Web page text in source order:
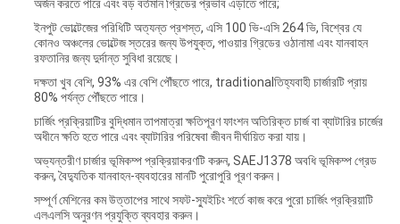
অর্জন করতে পারে এবং বড় বর্তমান গ্রিডের প্রভাব এড়াতে পারে;
ইনপুট ভোল্টেজের পরিধিটি অত্যন্ত প্রশস্ত, এসি 100 ভি-এসি 264 ভি, বিশ্বের যে
কোনও অঞ্চলের ভোল্টেজ স্তরের জন্য উপযুক্ত, পাওয়ার গ্রিডের ওঠানামা এবং যানবাহন
রফতানির জন্য দুর্দান্ত সুবিধা রয়েছে।
দক্ষতা খুব বেশি, 93% এর বেশি পৌঁছতে পারে, traditionalতিহ্যবাহী চার্জারটি প্রায়
80% পর্যন্ত পৌঁছতে পারে।
চার্জিং প্রক্রিয়াটির বুদ্ধিমান তাপমাত্রা ক্ষতিপূরণ ফাংশন অতিরিক্ত চার্জ বা ব্যাটারির চার্জের
অধীনে ক্ষতি হতে পারে এবং ব্যাটারির পরিষেবা জীবন দীর্ঘায়িত করা যায়।
অভ্যন্তরীণ চার্জার ভূমিকম্প প্রক্রিয়াকরণটি করুন, SAEJ1378 অবধি ভূমিকম্প গ্রেড
করুন, বৈদ্যুতিক যানবাহন-ব্যবহারের মানটি পুরোপুরি পূরণ করুন।
সম্পূর্ণ মেশিনের কম উত্তাপের সাথে সফট-স্যুইচিং শর্তে কাজ করে পুরো চার্জিং প্রক্রিয়াটি
এলএলসি অনুরণন প্রযুক্তি ব্যবহার করুন।